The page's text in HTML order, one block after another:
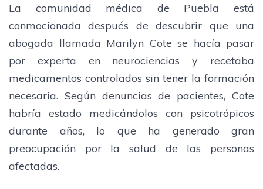
La comunidad médica de Puebla está
conmocionada después de descubrir que una
abogada llamada Marilyn Cote se hacía pasar
por experta en neurociencias y recetaba
medicamentos controlados sin tener la formación
necesaria. Según denuncias de pacientes, Cote
habría estado medicándolos con psicotrópicos
durante años, lo que ha generado gran
preocupación por la salud de las personas
afectadas.